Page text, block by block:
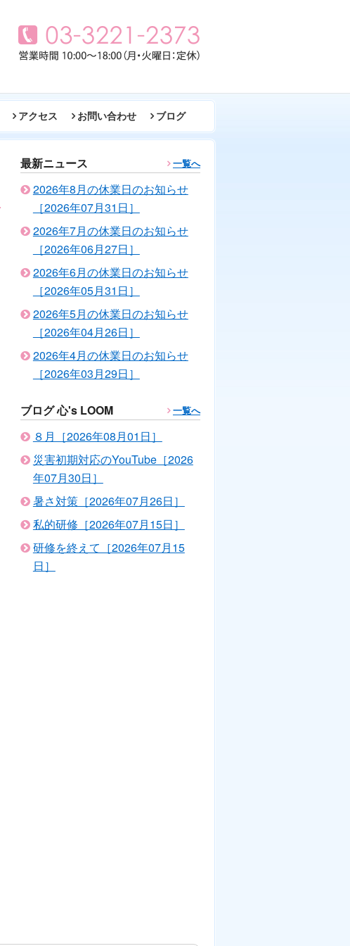
アクセス お問い合わせ ブログ
最新ニュース 一覧へ
2026年8月の休業日のお知らせ
［2026年07月31日］
2026年7月の休業日のお知らせ
［2026年06月27日］
2026年6月の休業日のお知らせ
［2026年05月31日］
2026年5月の休業日のお知らせ
［2026年04月26日］
2026年4月の休業日のお知らせ
［2026年03月29日］
ブログ 心's LOOM 一覧へ
８月［2026年08月01日］
災害初期対応のYouTube［2026
年07月30日］
暑さ対策［2026年07月26日］
私的研修［2026年07月15日］
研修を終えて［2026年07月15
日］